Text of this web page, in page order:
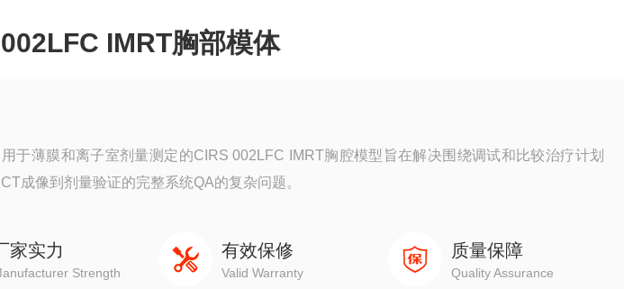
IMRT胸部模体
用于薄膜和离子室剂量测定的CIRS 002LFC IMRT胸腔模型旨在解决围绕调试和比较治疗计划
成像到剂量验证的完整系统QA的复杂问题。
家实力
Strength
有效保修
Valid Warranty
质量保障
Quality Assurance